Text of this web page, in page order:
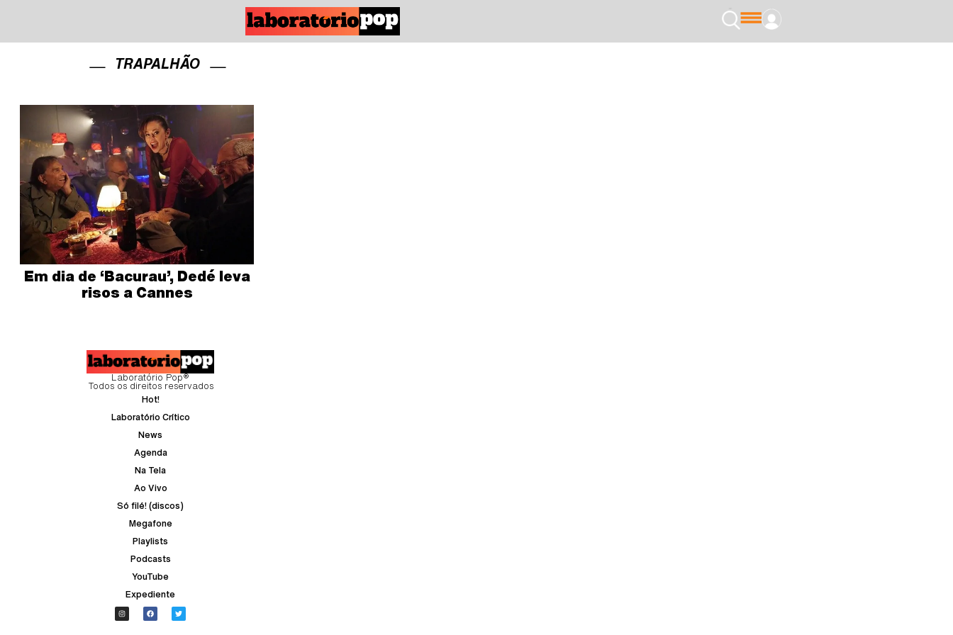
TRAPALHÃO
Em dia de ‘Bacurau’, Dedé leva
risos a Cannes
Laboratório Pop®
Todos os direitos reservados
Hot!
Laboratório Crítico
News
Agenda
Na Tela
Ao Vivo
Só filé! (discos)
Megafone
Playlists
Podcasts
YouTube
Expediente